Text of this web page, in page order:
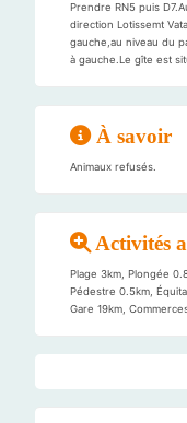
Prendre RN5 puis
direction Lotissemt
gauche,au niveau du
à gauche.Le gîte est
À savoir
Animaux refusés.
Activités
Plage 3km, Plongée
Pédestre 0.5km,
Gare 19km,